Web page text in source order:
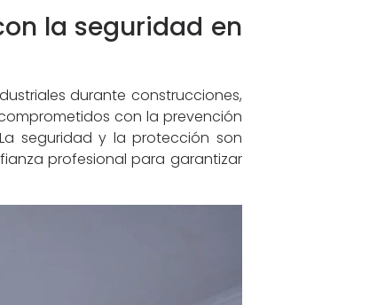
la seguridad en
durante construcciones,
con la prevención
seguridad y la protección son
profesional para garantizar